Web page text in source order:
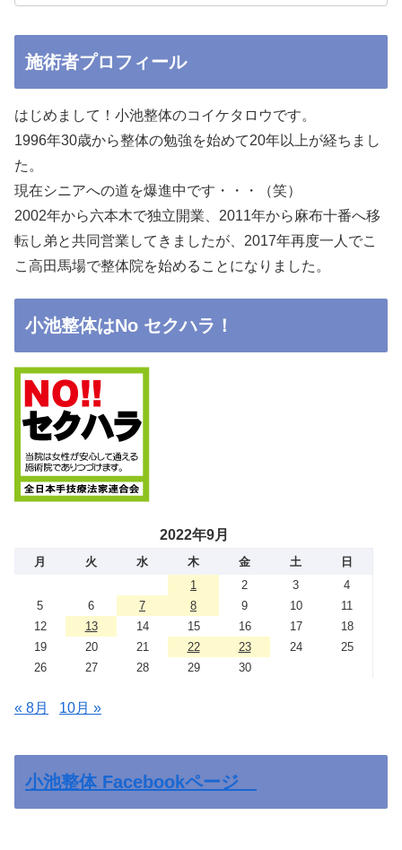
施術者プロフィール
はじめまして！小池整体のコイケタロウです。
1996年30歳から整体の勉強を始めて20年以上が経ちまし
た。
現在シニアへの道を爆進中です・・・（笑）
2002年から六本木で独立開業、2011年から麻布十番へ移
転し弟と共同営業してきましたが、2017年再度一人でこ
こ高田馬場で整体院を始めることになりました。
小池整体はNo セクハラ！
2022年9月
月 火 水 木 金 土
日
1
2 3
4
5
6 7 8 9 10
11
12
13 14 15 16 17
18
19
20 21 22 23 24
25
26
27 28 29 30
« 8月 10月 »
小池整体 Facebookページ